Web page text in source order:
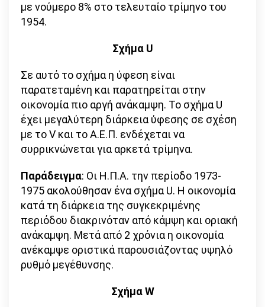
με νούμερο 8% στο τελευταίο τρίμηνο του
1954.
Σχήμα U
Σε αυτό το σχήμα η ύφεση είναι
παρατεταμένη και παρατηρείται στην
οικονομία πιο αργή ανάκαμψη. Το σχήμα U
έχει μεγαλύτερη διάρκεια ύφεσης σε σχέση
με το V και το Α.Ε.Π. ενδέχεται να
συρρικνώνεται για αρκετά τρίμηνα.
Παράδειγμα: Οι Η.Π.Α. την περίοδο 1973-
1975 ακολούθησαν ένα σχήμα U. Η οικονομία
κατά τη διάρκεια της συγκεκριμένης
περιόδου διακρινόταν από κάμψη και οριακή
ανάκαμψη. Μετά από 2 χρόνια η οικονομία
ανέκαμψε οριστικά παρουσιάζοντας υψηλό
ρυθμό μεγέθυνσης.
Σχήμα W